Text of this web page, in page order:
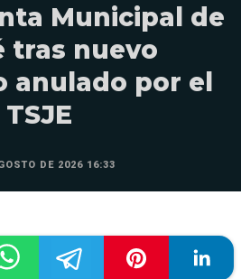
Municipal de
tras nuevo
anulado por el
TSJE
DE 2026 16:33